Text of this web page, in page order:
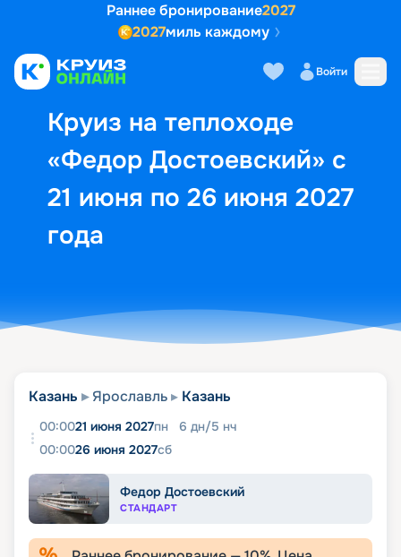
Раннее бронирование2027
2027миль каждому
Войти
Круиз на теплоходе
«Федор Достоевский» с
21 июня по 26 июня 2027
года
Выбор кают Маршрут и
Казань Ярославль Казань
00:0021 июня 2027пн 6 дн/5 нч
00:0026 июня 2027сб
Федор Достоевский
СТАНДАРТ